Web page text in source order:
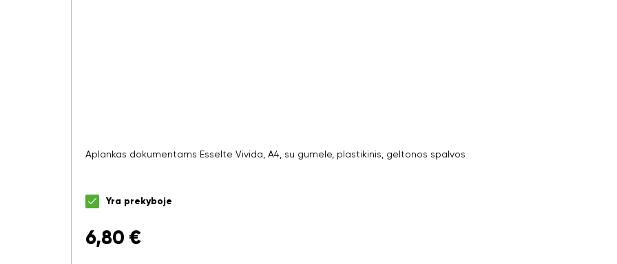
Aplankas dokumentams Esselte Vivida, A4, su gumele, plastikinis, geltonos spalvos
Yra prekyboje
6,80 €